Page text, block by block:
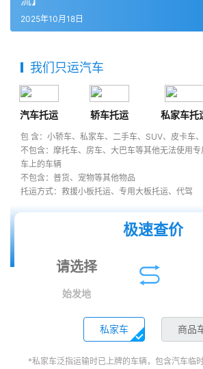
2025年10月18日
我们只运汽车
汽车托运 轿车托运 私家车托
包 含：小轿车、私家车、二手车、SUV、皮卡车
不包含：摩托车、房车、大巴车等其他无法使用
车上的车辆
不包含：普货、宠物等其他物品
托运方式：救援小板托运、专用大板托运、代驾
极速查价
始发地
私家车 商品
*私家车泛指运输时已上牌的车辆，包含汽车临